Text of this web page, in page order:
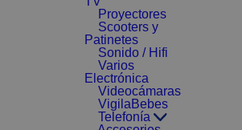
Proyectores
Scooters y
Patinetes
Sonido / Hifi
Varios
Electrónica
Videocámaras
VigilaBebes
Telefonía